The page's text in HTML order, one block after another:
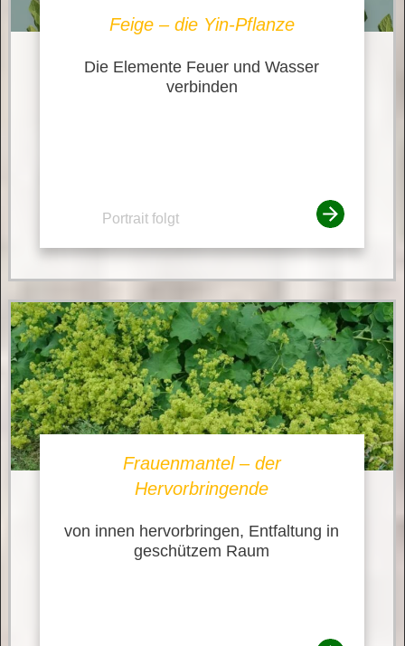
Feige – die Yin-Pflanze
Die Elemente Feuer und Wasser
verbinden
Portrait folgt
Frauenmantel – der
Hervorbringende
von innen hervorbringen, Entfaltung in
geschützem Raum